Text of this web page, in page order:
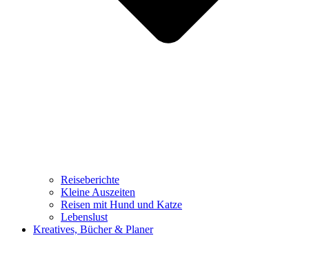
Reiseberichte
Kleine Auszeiten
Reisen mit Hund und Katze
Lebenslust
Kreatives, Bücher & Planer